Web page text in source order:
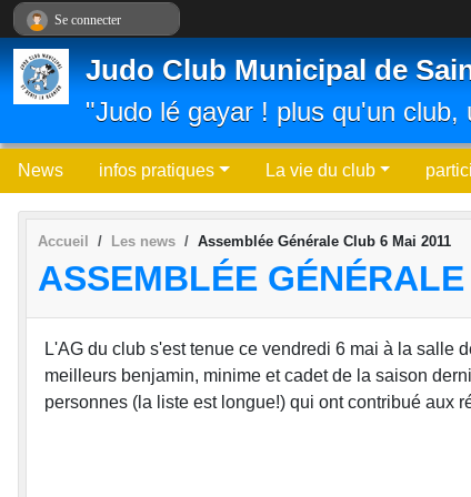
Judo Club Municipal de
"Judo lé gayar ! plus qu'un club,
News infos pratiques La vie du club
Accueil Les news Assemblée Générale Club 6 Mai 2011
ASSEMBLÉE
L'AG du club s'est tenue ce vendredi 6 mai à la salle
meilleurs benjamin, minime et cadet de la saison
personnes (la liste est longue!) qui ont contribué aux
Se connecter
Panneau de gestion des cookies